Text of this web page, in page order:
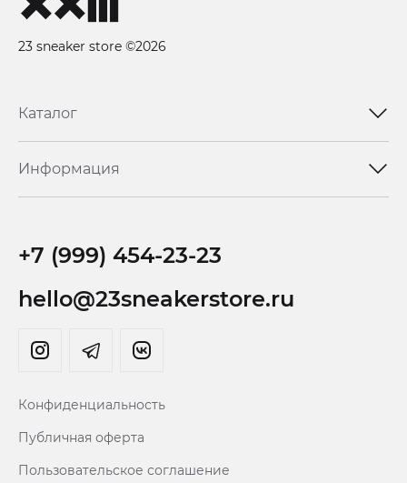
23 sneaker store ©2026
Каталог
Информация
+7 (999) 454-23-23
hello@23sneakerstore.ru
Конфиденциальность
Публичная оферта
Пользовательское соглашение